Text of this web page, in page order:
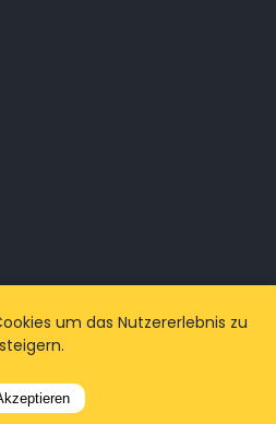
um das Nutzererlebnis zu
steigern.